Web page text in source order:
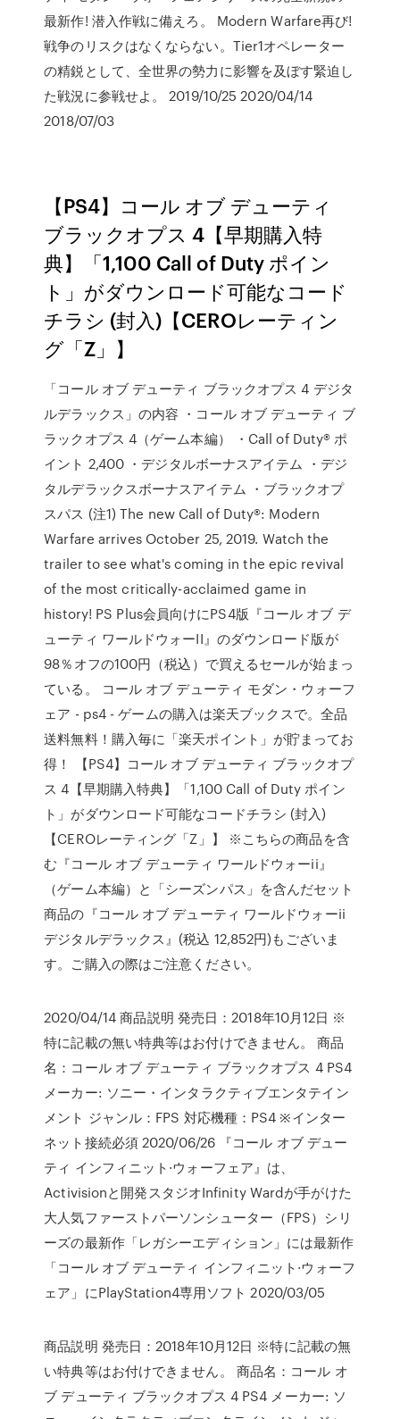
最新作! 潜入作戦に備えろ。 Modern Warfare再び!
戦争のリスクはなくならない。Tier1オペレーター
の精鋭として、全世界の勢力に影響を及ぼす緊迫し
た戦況に参戦せよ。 2019/10/25 2020/04/14
2018/07/03
【PS4】コール オブ デューティ
ブラックオプス 4【早期購入特
典】「1,100 Call of Duty ポイン
ト」がダウンロード可能なコード
チラシ (封入)【CEROレーティン
グ「Z」】
「コール オブ デューティ ブラックオプス 4 デジタ
ルデラックス」の内容 ・コール オブ デューティ ブ
ラックオプス 4（ゲーム本編） ・Call of Duty® ポ
イント 2,400 ・デジタルボーナスアイテム ・デジ
タルデラックスボーナスアイテム ・ブラックオプ
スパス (注1) The new Call of Duty®: Modern
Warfare arrives October 25, 2019. Watch the
trailer to see what's coming in the epic revival
of the most critically-acclaimed game in
history! PS Plus会員向けにPS4版『コール オブ デ
ューティ ワールドウォーII』のダウンロード版が
98％オフの100円（税込）で買えるセールが始まっ
ている。 コール オブ デューティ モダン・ウォーフ
ェア - ps4 - ゲームの購入は楽天ブックスで。全品
送料無料！購入毎に「楽天ポイント」が貯まってお
得！ 【PS4】コール オブ デューティ ブラックオプ
ス 4【早期購入特典】「1,100 Call of Duty ポイン
ト」がダウンロード可能なコードチラシ (封入)
【CEROレーティング「Z」】 ※こちらの商品を含
む『コール オブ デューティ ワールドウォーii』
（ゲーム本編）と「シーズンパス」を含んだセット
商品の『コール オブ デューティ ワールドウォーii
デジタルデラックス』(税込 12,852円)もございま
す。ご購入の際はご注意ください。
2020/04/14 商品説明 発売日：2018年10月12日 ※
特に記載の無い特典等はお付けできません。 商品
名：コール オブ デューティ ブラックオプス 4 PS4
メーカー: ソニー・インタラクティブエンタテイン
メント ジャンル：FPS 対応機種：PS4 ※インター
ネット接続必須 2020/06/26 『コール オブ デュー
ティ インフィニット·ウォーフェア』は、
Activisionと開発スタジオInfinity Wardが手がけた
大人気ファーストパーソンシューター（FPS）シリ
ーズの最新作「レガシーエディション」には最新作
「コール オブ デューティ インフィニット·ウォーフ
ェア」にPlayStation4専用ソフト 2020/03/05
商品説明 発売日：2018年10月12日 ※特に記載の無
い特典等はお付けできません。 商品名：コール オ
ブ デューティ ブラックオプス 4 PS4 メーカー: ソ